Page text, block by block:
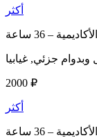
أكثر
–
جزئي, غيابيا
2000 ₽
أكثر
–